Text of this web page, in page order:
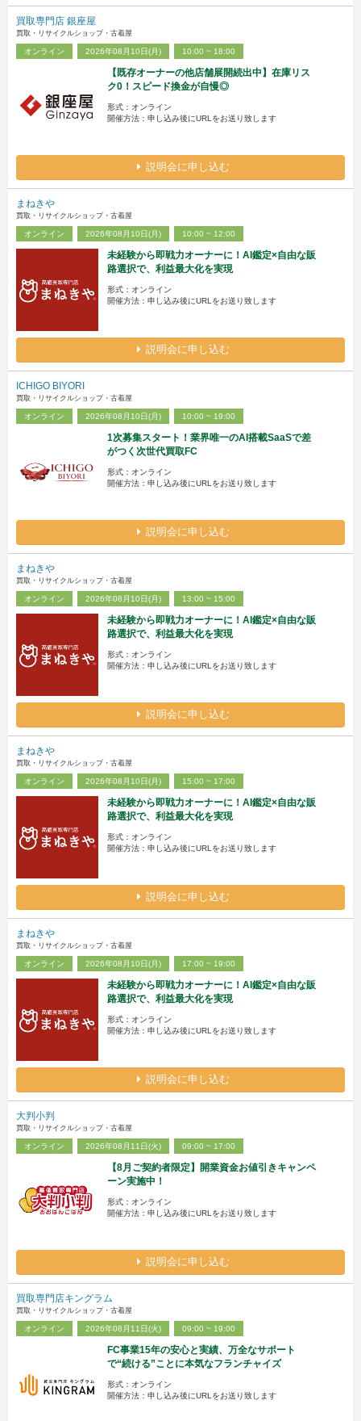
買取専門店 銀座屋
買取・リサイクルショップ・古着屋
オンライン 2026年08月10日(月) 10:00 ~ 18:00
【既存オーナーの他店舗展開続出中】在庫リス
ク0！スピード換金が自慢◎
形式：オンライン
開催方法：申し込み後にURLをお送り致します
説明会に申し込む
まねきや
買取・リサイクルショップ・古着屋
オンライン 2026年08月10日(月) 10:00 ~ 12:00
未経験から即戦力オーナーに！AI鑑定×自由な販
路選択で、利益最大化を実現
形式：オンライン
開催方法：申し込み後にURLをお送り致します
説明会に申し込む
ICHIGO BIYORI
買取・リサイクルショップ・古着屋
オンライン 2026年08月10日(月) 10:00 ~ 19:00
1次募集スタート！業界唯一のAI搭載SaaSで差
がつく次世代買取FC
形式：オンライン
開催方法：申し込み後にURLをお送り致します
説明会に申し込む
まねきや
買取・リサイクルショップ・古着屋
オンライン 2026年08月10日(月) 13:00 ~ 15:00
未経験から即戦力オーナーに！AI鑑定×自由な販
路選択で、利益最大化を実現
形式：オンライン
開催方法：申し込み後にURLをお送り致します
説明会に申し込む
まねきや
買取・リサイクルショップ・古着屋
オンライン 2026年08月10日(月) 15:00 ~ 17:00
未経験から即戦力オーナーに！AI鑑定×自由な販
路選択で、利益最大化を実現
形式：オンライン
開催方法：申し込み後にURLをお送り致します
説明会に申し込む
まねきや
買取・リサイクルショップ・古着屋
オンライン 2026年08月10日(月) 17:00 ~ 19:00
未経験から即戦力オーナーに！AI鑑定×自由な販
路選択で、利益最大化を実現
形式：オンライン
開催方法：申し込み後にURLをお送り致します
説明会に申し込む
大判小判
買取・リサイクルショップ・古着屋
オンライン 2026年08月11日(火) 09:00 ~ 17:00
【8月ご契約者限定】開業資金お値引きキャンペ
ーン実施中！
形式：オンライン
開催方法：申し込み後にURLをお送り致します
説明会に申し込む
買取専門店キングラム
買取・リサイクルショップ・古着屋
オンライン 2026年08月11日(火) 09:00 ~ 19:00
FC事業15年の安心と実績、万全なサポート
で“続ける”ことに本気なフランチャイズ
形式：オンライン
開催方法：申し込み後にURLをお送り致します